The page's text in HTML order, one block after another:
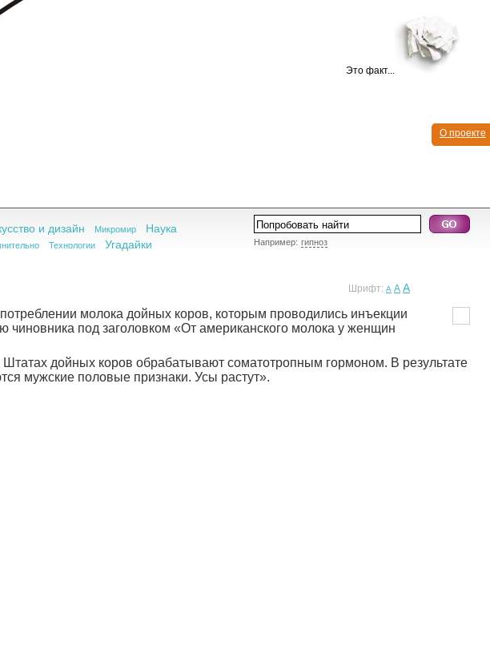
О проекте
Это факт...
Например: гипноз
и дизайн Микромир Наука
Технологии
Угадайки
Шрифт: A A A
молока дойных коров, которым проводились инъекции
под заголовком «От американского молока у женщин
дойных коров обрабатывают соматотропным гормоном. В результате
мужские половые признаки. Усы растут».